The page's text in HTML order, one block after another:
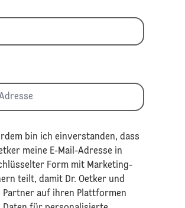
bin ich einverstanden, dass
meine E-Mail-Adresse in
Form mit Marketing-
teilt, damit Dr. Oetker und
Partner auf ihren Plattformen